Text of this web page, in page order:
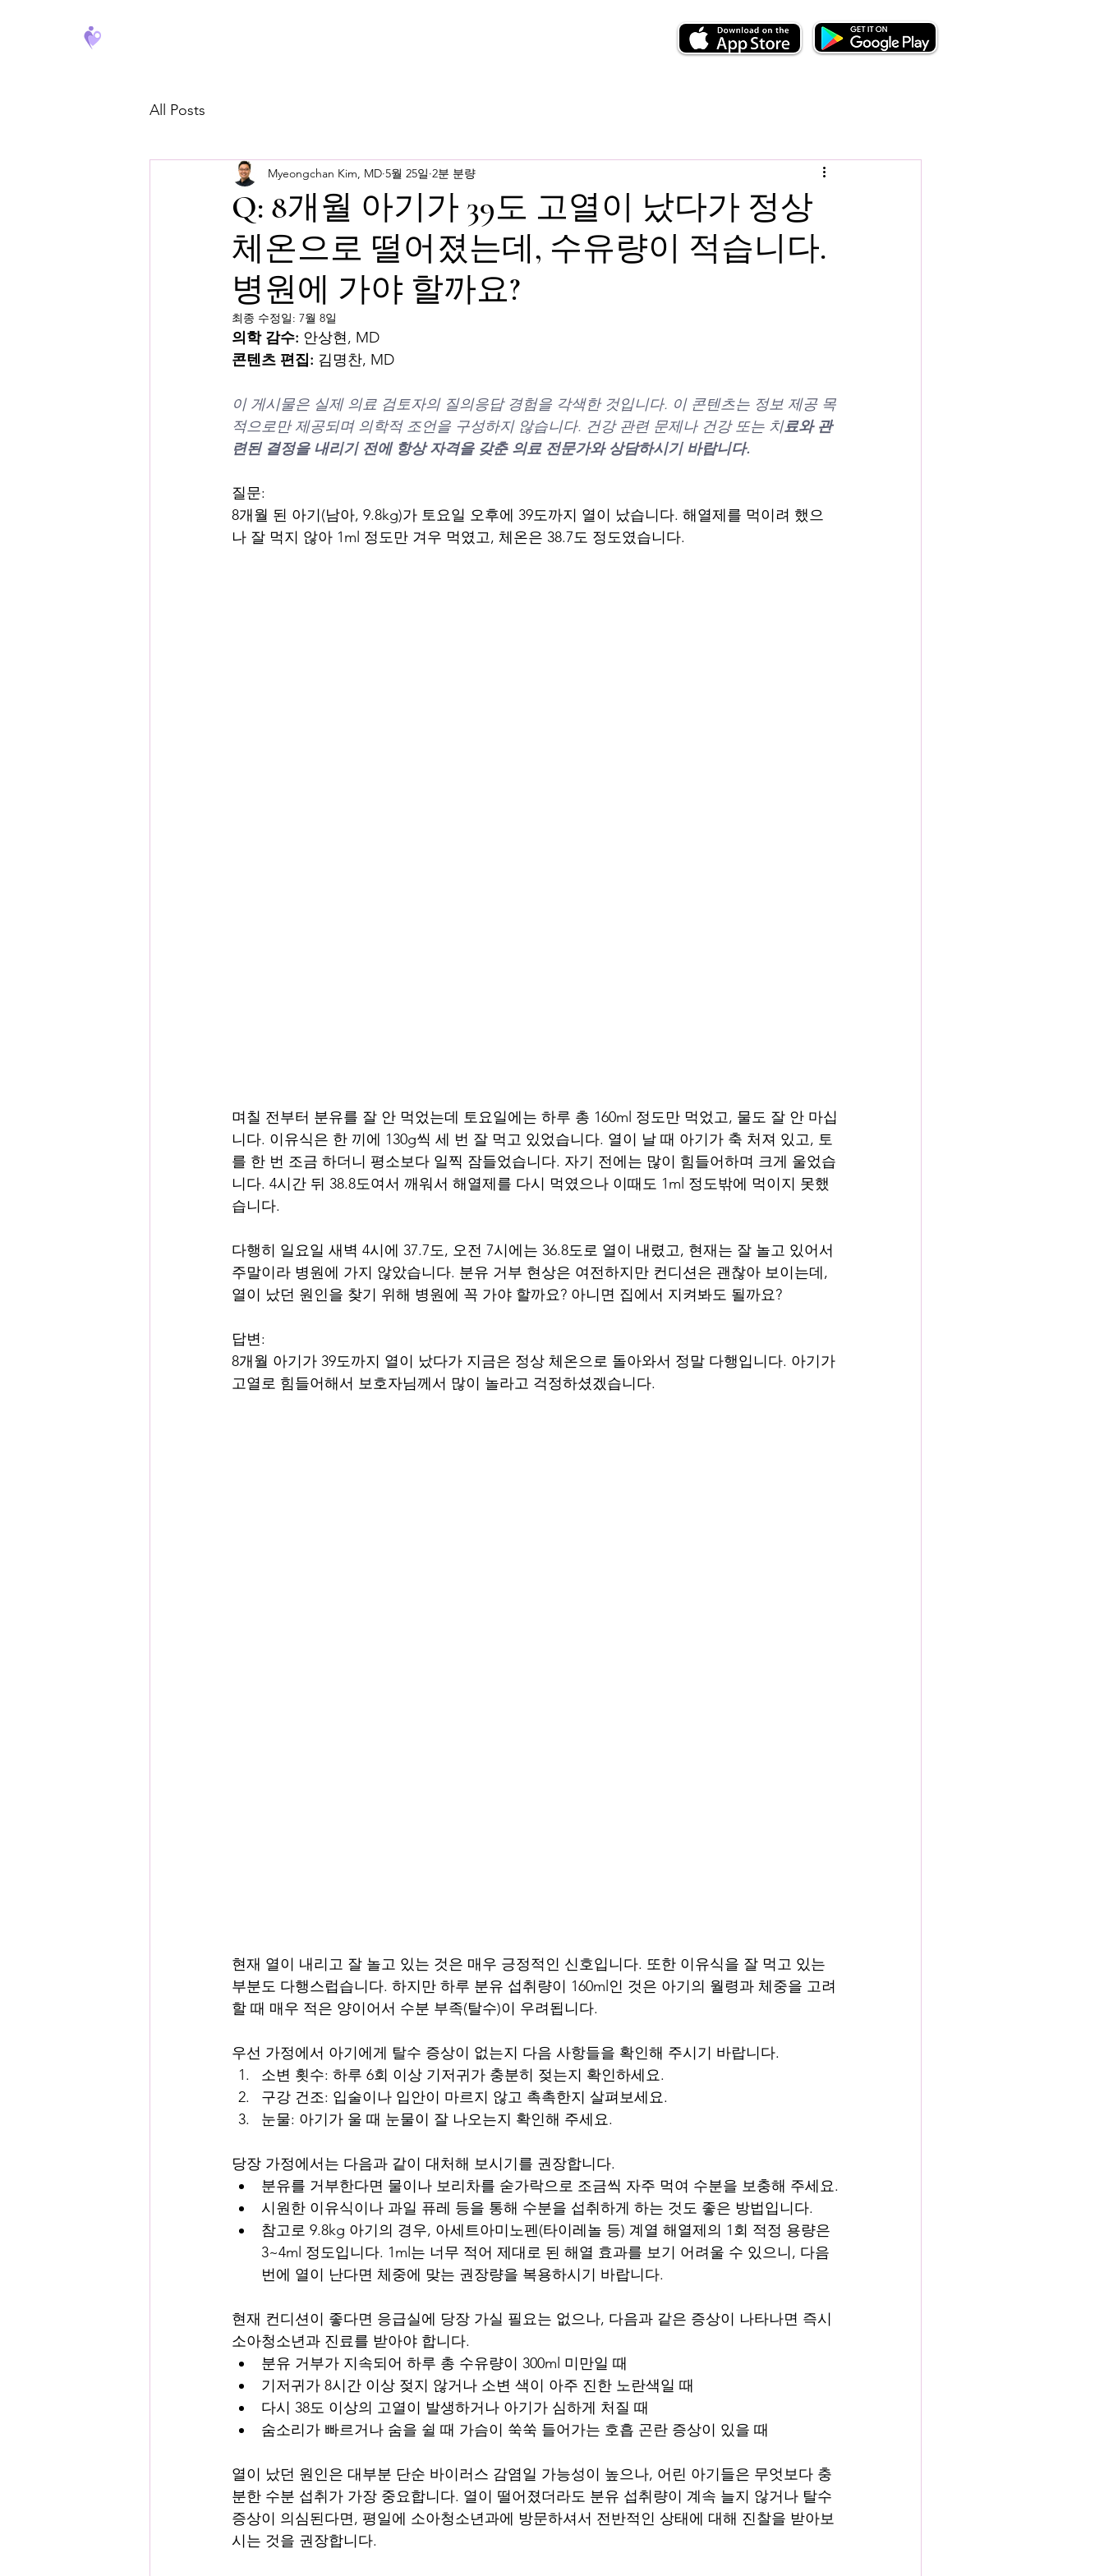
All Posts
Q: 8개월 아기가 39도 고열이 났다가 정상
체온으로 떨어졌는데, 수유량이 적습니다.
병원에 가야 할까요?
Myeongchan Kim, MD 5월 25일 2분 분량
최종 수정일: 7월 8일
의학 감수: 안상현, MD
콘텐츠 편집: 김명찬, MD
이 게시물은 실제 의료 검토자의 질의응답 경험을 각색한 것입니다. 이 콘텐츠는 정보 제공 목
적으로만 제공되며 의학적 조언을 구성하지 않습니다. 건강 관련 문제나 건강 또는 치료와 관
련된 결정을 내리기 전에 항상 자격을 갖춘 의료 전문가와 상담하시기 바랍니다.
질문:
8개월 된 아기(남아, 9.8kg)가 토요일 오후에 39도까지 열이 났습니다. 해열제를 먹이려 했으
나 잘 먹지 않아 1ml 정도만 겨우 먹였고, 체온은 38.7도 정도였습니다.
며칠 전부터 분유를 잘 안 먹었는데 토요일에는 하루 총 160ml 정도만 먹었고, 물도 잘 안 마십
니다. 이유식은 한 끼에 130g씩 세 번 잘 먹고 있었습니다. 열이 날 때 아기가 축 처져 있고, 토
를 한 번 조금 하더니 평소보다 일찍 잠들었습니다. 자기 전에는 많이 힘들어하며 크게 울었습
니다. 4시간 뒤 38.8도여서 깨워서 해열제를 다시 먹였으나 이때도 1ml 정도밖에 먹이지 못했
습니다.
다행히 일요일 새벽 4시에 37.7도, 오전 7시에는 36.8도로 열이 내렸고, 현재는 잘 놀고 있어서
주말이라 병원에 가지 않았습니다. 분유 거부 현상은 여전하지만 컨디션은 괜찮아 보이는데,
열이 났던 원인을 찾기 위해 병원에 꼭 가야 할까요? 아니면 집에서 지켜봐도 될까요?
답변:
8개월 아기가 39도까지 열이 났다가 지금은 정상 체온으로 돌아와서 정말 다행입니다. 아기가
고열로 힘들어해서 보호자님께서 많이 놀라고 걱정하셨겠습니다.
현재 열이 내리고 잘 놀고 있는 것은 매우 긍정적인 신호입니다. 또한 이유식을 잘 먹고 있는
부분도 다행스럽습니다. 하지만 하루 분유 섭취량이 160ml인 것은 아기의 월령과 체중을 고려
할 때 매우 적은 양이어서 수분 부족(탈수)이 우려됩니다.
우선 가정에서 아기에게 탈수 증상이 없는지 다음 사항들을 확인해 주시기 바랍니다.
소변 횟수: 하루 6회 이상 기저귀가 충분히 젖는지 확인하세요.
구강 건조: 입술이나 입안이 마르지 않고 촉촉한지 살펴보세요.
눈물: 아기가 울 때 눈물이 잘 나오는지 확인해 주세요.
당장 가정에서는 다음과 같이 대처해 보시기를 권장합니다.
분유를 거부한다면 물이나 보리차를 숟가락으로 조금씩 자주 먹여 수분을 보충해 주세요.
시원한 이유식이나 과일 퓨레 등을 통해 수분을 섭취하게 하는 것도 좋은 방법입니다.
참고로 9.8kg 아기의 경우, 아세트아미노펜(타이레놀 등) 계열 해열제의 1회 적정 용량은
3~4ml 정도입니다. 1ml는 너무 적어 제대로 된 해열 효과를 보기 어려울 수 있으니, 다음
번에 열이 난다면 체중에 맞는 권장량을 복용하시기 바랍니다.
현재 컨디션이 좋다면 응급실에 당장 가실 필요는 없으나, 다음과 같은 증상이 나타나면 즉시
소아청소년과 진료를 받아야 합니다.
분유 거부가 지속되어 하루 총 수유량이 300ml 미만일 때
기저귀가 8시간 이상 젖지 않거나 소변 색이 아주 진한 노란색일 때
다시 38도 이상의 고열이 발생하거나 아기가 심하게 처질 때
숨소리가 빠르거나 숨을 쉴 때 가슴이 쑥쑥 들어가는 호흡 곤란 증상이 있을 때
열이 났던 원인은 대부분 단순 바이러스 감염일 가능성이 높으나, 어린 아기들은 무엇보다 충
분한 수분 섭취가 가장 중요합니다. 열이 떨어졌더라도 분유 섭취량이 계속 늘지 않거나 탈수
증상이 의심된다면, 평일에 소아청소년과에 방문하셔서 전반적인 상태에 대해 진찰을 받아보
시는 것을 권장합니다.